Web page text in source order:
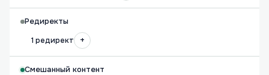
Редиректы
1 редирект
+
Смешанный контент